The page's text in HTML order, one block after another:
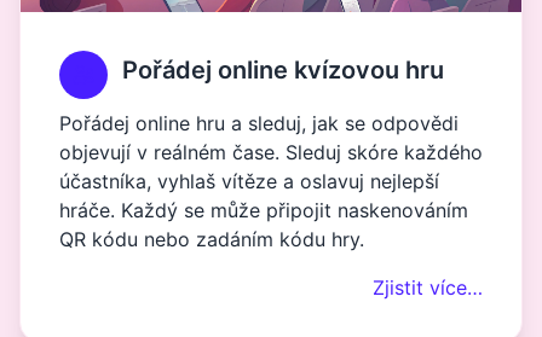
Pořádej online kvízovou hru
Pořádej online hru a sleduj, jak se odpovědi
objevují v reálném čase. Sleduj skóre každého
účastníka, vyhlaš vítěze a oslavuj nejlepší
hráče. Každý se může připojit naskenováním
QR kódu nebo zadáním kódu hry.
Zjistit více…